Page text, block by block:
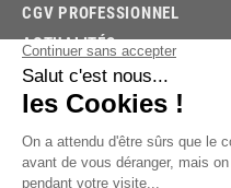
CGV PROFESSIONNEL
ACTUALITÉS